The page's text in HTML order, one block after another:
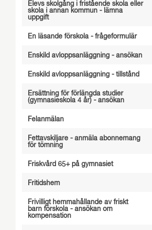
Elevs skolgång i fristående skola eller
skola i annan kommun - lämna
uppgift
En läsande förskola - frågeformulär
Enskild avloppsanläggning - ansökan
Enskild avloppsanläggning - tillstånd
Ersättning för förlängda studier
(gymnasieskola 4 år) - ansökan
Felanmälan
Fettavskiljare - anmäla abonnemang
för tömning
Friskvård 65+ på gymnasiet
Fritidshem
Frivilligt hemmahållande av friskt
barn förskola - ansökan om
kompensation